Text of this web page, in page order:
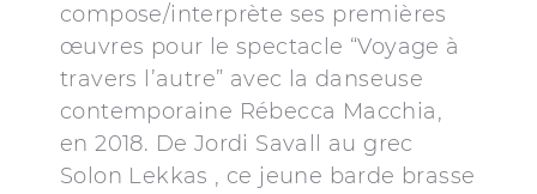
compose/interprète ses premières
œuvres pour le spectacle “Voyage à
travers l’autre” avec la danseuse
contemporaine Rébecca Macchia,
en 2018. De Jordi Savall au grec
Solon Lekkas , ce jeune barde brasse